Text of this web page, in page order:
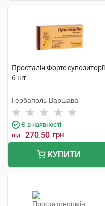
Просталін Форте супозиторії
6 шт
Гербаполь Варшава
Є в наявності
від 270.50 грн
КУПИТИ